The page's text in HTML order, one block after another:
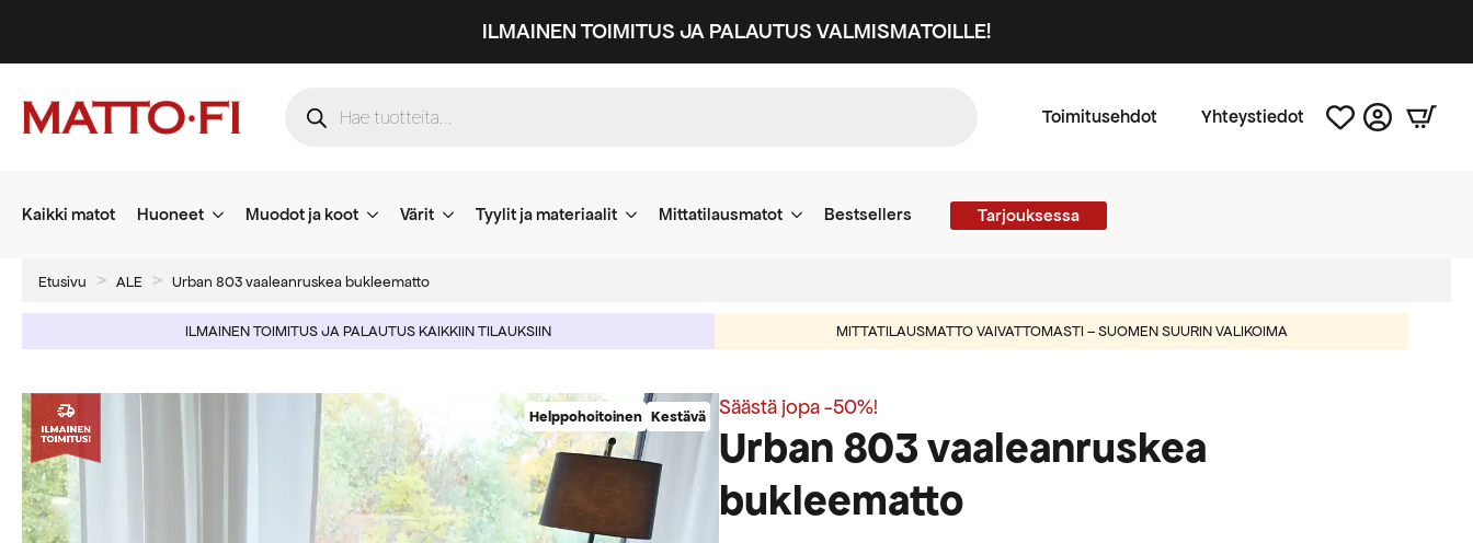
ILMAINEN TOIMITUS JA PALAUTUS VALMISMATOILLE!
search
Toimitusehdot Yhteystiedot
Kaikki matot Huoneet Muodot ja koot Värit Tyylit ja materiaalit Mittatilausmatot Bestsellers Tarjouksessa
Etusivu ALE Urban 803 vaaleanruskea bukleematto
ILMAINEN TOIMITUS JA PALAUTUS KAIKKIIN TILAUKSIIN MITTATILAUSMATTO VAIVATTOMASTI – SUOMEN SUURIN VALIKOIMA
-50% Helppohoitoinen Kestävä Säästä jopa -50%!
Urban 803 vaaleanruskea
bukleematto